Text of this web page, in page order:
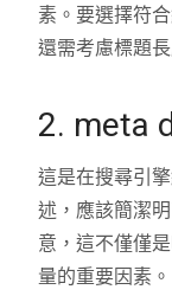
素。要選擇符
還需考慮標題
2. meta
這是在搜尋引
述，應該簡潔
意，這不僅僅
量的重要因素。